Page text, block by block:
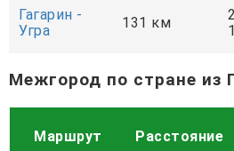
Гагарин -
Угра
131 км
Межгород по стране из
Маршрут Расстояние